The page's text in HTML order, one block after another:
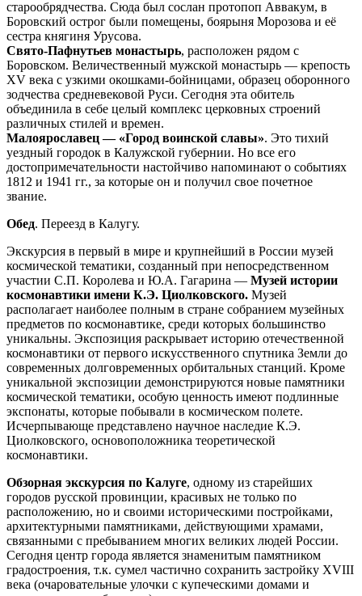
старообрядчества. Сюда был сослан протопоп Аввакум, в
Боровский острог были помещены, боярыня Морозова и её
сестра княгиня Урусова.
Свято-Пафнутьев монастырь, расположен рядом с
Боровском. Величественный мужской монастырь — крепость
XV века с узкими окошками-бойницами, образец оборонного
зодчества средневековой Руси. Сегодня эта обитель
объединила в себе целый комплекс церковных строений
различных стилей и времен.
Малоярославец — «Город воинской славы». Это тихий
уездный городок в Калужской губернии. Но все его
достопримечательности настойчиво напоминают о событиях
1812 и 1941 гг., за которые он и получил свое почетное
звание.
Обед. Переезд в Калугу.
Экскурсия в первый в мире и крупнейший в России музей
космической тематики, созданный при непосредственном
участии С.П. Королева и Ю.А. Гагарина — Музей истории
космонавтики имени К.Э. Циолковского. Музей
располагает наиболее полным в стране собранием музейных
предметов по космонавтике, среди которых большинство
уникальны. Экспозиция раскрывает историю отечественной
космонавтики от первого искусственного спутника Земли до
современных долговременных орбитальных станций. Кроме
уникальной экспозиции демонстрируются новые памятники
космической тематики, особую ценность имеют подлинные
экспонаты, которые побывали в космическом полете.
Исчерпывающе представлено научное наследие К.Э.
Циолковского, основоположника теоретической
космонавтики.
Обзорная экскурсия по Калуге, одному из старейших
городов русской провинции, красивых не только по
расположению, но и своими историческими постройками,
архитектурными памятниками, действующими храмами,
связанными с пребыванием многих великих людей России.
Сегодня центр города является знаменитым памятником
градостроения, т.к. сумел частично сохранить застройку XVIII
века (очаровательные улочки с купеческими домами и